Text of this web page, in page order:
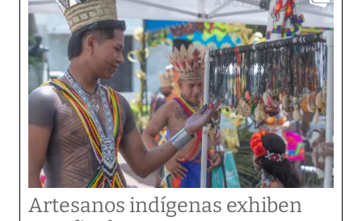
Artesanos indígenas exhiben